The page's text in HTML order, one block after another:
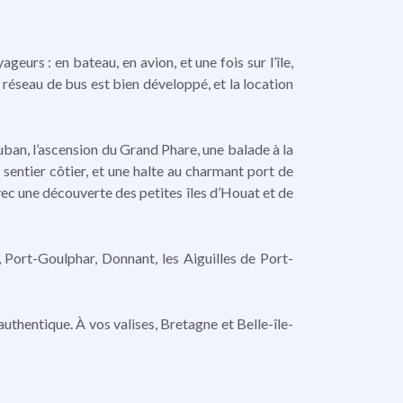
: en bateau, en avion, et une fois sur l’île,
de bus est bien développé, et la location
l’ascension du Grand Phare, une balade à la
côtier, et une halte au charmant port de
une découverte des petites îles d’Houat et de
Goulphar, Donnant, les Aiguilles de Port-
À vos valises, Bretagne et Belle-île-